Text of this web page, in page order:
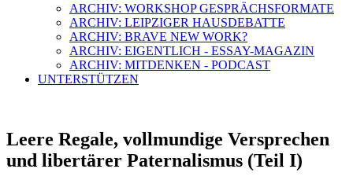
ARCHIV: WORKSHOP GESPRÄCHSFORMATE
ARCHIV: LEIPZIGER HAUSDEBATTE
ARCHIV: BRAVE NEW WORK?
ARCHIV: EIGENTLICH - ESSAY-MAGAZIN
ARCHIV: MITDENKEN - PODCAST
UNTERSTÜTZEN
Leere Regale, vollmundige Versprechen
und libertärer Paternalismus (Teil I)